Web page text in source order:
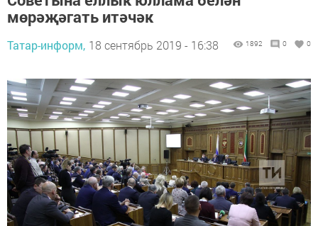
мөрәҗәгать итәчәк
Татар-информ, 18 сентябрь 2019 - 16:38 1892 0 0